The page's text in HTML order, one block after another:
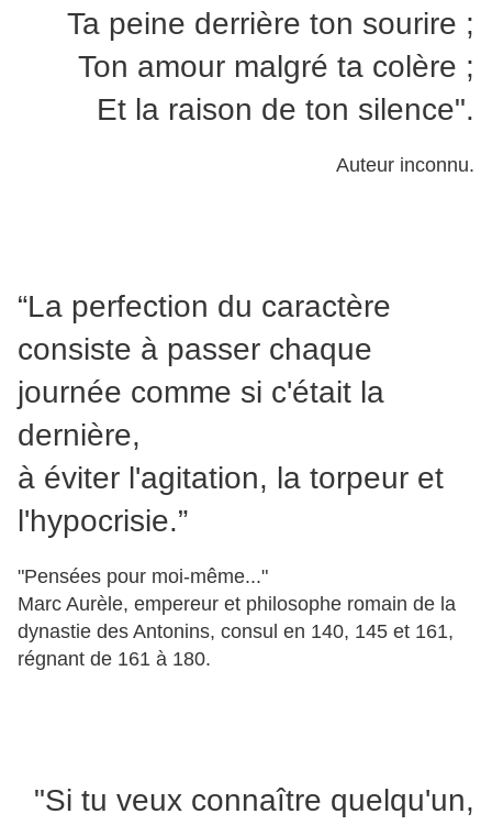
Ta peine derrière ton sourire ;
Ton amour malgré ta colère ;
Et la raison de ton silence".
Auteur inconnu.
“La perfection du caractère
consiste à passer chaque
journée comme si c'était la
dernière,
à éviter l'agitation, la torpeur et
l'hypocrisie.”
"Pensées pour moi-même..."
Marc Aurèle, empereur et philosophe romain de la
dynastie des Antonins, consul en 140, 145 et 161,
régnant de 161 à 180.
"Si tu veux connaître quelqu'un,